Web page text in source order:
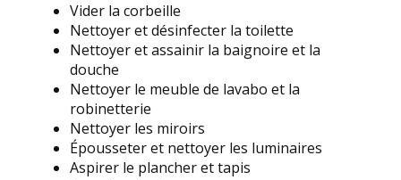
Vider la corbeille
Nettoyer et désinfecter la toilette
Nettoyer et assainir la baignoire et la
douche
Nettoyer le meuble de lavabo et la
robinetterie
Nettoyer les miroirs
Épousseter et nettoyer les luminaires
Aspirer le plancher et tapis